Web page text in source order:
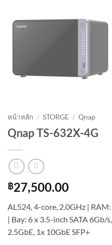
หน้าหลัก / STORGE / Qnap
Qnap TS-632X-4G
฿27,500.00
AL524, 4-core, 2.0GHz |
| Bay: 6 x 3.5-inch SATA
2.5GbE, 1x 10GbE SFP+